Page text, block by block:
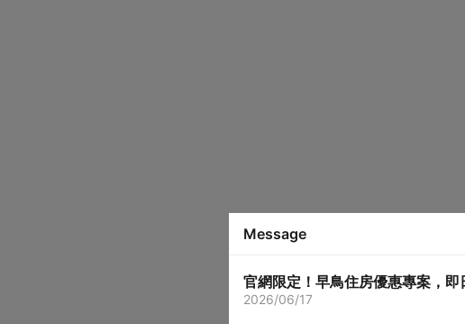
Message
官網限定！早鳥住房優惠專案，
2026/06/17